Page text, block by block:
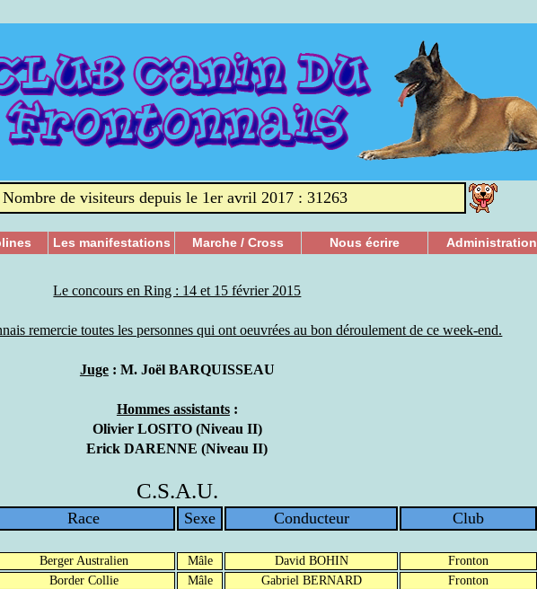
Nombre de visiteurs depuis le 1er avril 2017 : 31263
Les manifestations Marche / Cross Nous écrire Administration
Le concours en Ring : 14 et 15 février 2015
remercie toutes les personnes qui ont oeuvrées au bon déroulement de ce week-end.
Juge: M. Joël BARQUISSEAU
Hommes assistants:
Olivier LOSITO (Niveau II)
Erick DARENNE (Niveau II)
C.S.A.U.
Race Sexe Conducteur Club
Berger Australien Mâle David BOHIN Fronton
Border Collie Mâle Gabriel BERNARD Fronton